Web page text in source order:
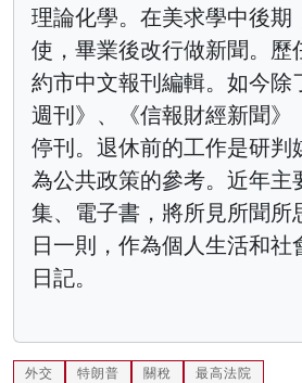
理論化學。在美求學中後期
使，畢業後改行做新聞。歷
約市中文報刊編輯。如今除
週刊》、《信報財經新聞》
停刊。退休前的工作是研判
為公共政策的參考。近年主
集、電子書，將所見所聞所
日一則，作為個人生活和社
日記。
外交 特朗普 關稅 最高法院